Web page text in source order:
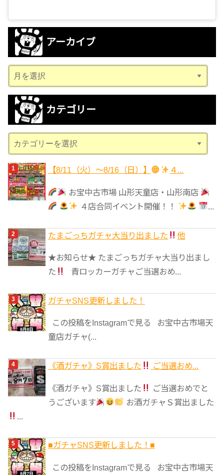
アーカイブ
ー
カ
ブ
カテゴリー
テ
ゴ
リ
ー
【8/11（火）～8/16（日）】 ４...
お宝中古市場 山形天童店・山形南店
４店合同イベント開催！！
...
たまごっちガチャ大当り出ました 他
★お知らせ★ たまごっちガチャ大当り出まし
た
青ロッカーガチャご当選おめ...
ガチャSNS更新しました！
この投稿をInstagramで見る お宝中古市場天
童店ガチャ(...
《酒ガチャ》S賞出ました ご当選おめ...
《酒ガチャ》S賞出ました
ご当選おめでと
うございます
お酒ガチャＳ賞出ました
...
■ガチャSNS更新しました！■
この投稿をInstagramで見る お宝中古市場天